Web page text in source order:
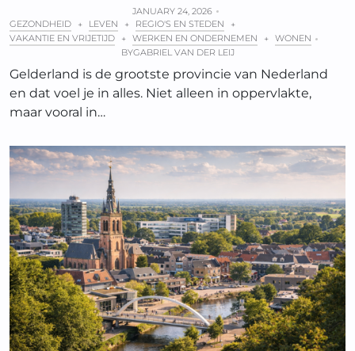
JANUARY 24, 2026
GEZONDHEID
+ LEVEN + REGIO'S EN STEDEN
+
VAKANTIE EN VRIJETIJD
+ WERKEN EN ONDERNEMEN + WONEN
BYGABRIEL VAN DER LEIJ
Gelderland is de grootste provincie van Nederland
en dat voel je in alles. Niet alleen in oppervlakte,
maar vooral in…